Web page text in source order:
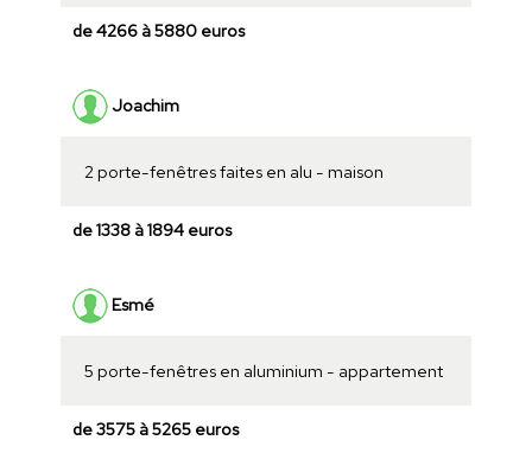
de 4266 à 5880 euros
Joachim
2 porte-fenêtres faites en alu - maison
de 1338 à 1894 euros
Esmé
5 porte-fenêtres en aluminium - appartement
de 3575 à 5265 euros